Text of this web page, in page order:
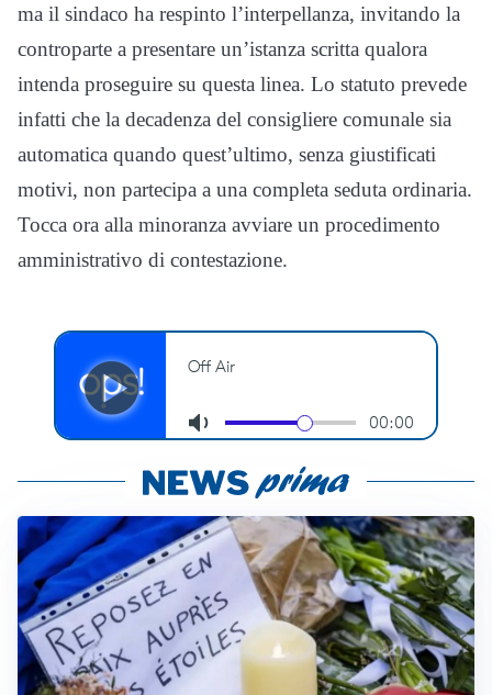
ma il sindaco ha respinto l’interpellanza, invitando la
controparte a presentare un’istanza scritta qualora
intenda proseguire su questa linea. Lo statuto prevede
infatti che la decadenza del consigliere comunale sia
automatica quando quest’ultimo, senza giustificati
motivi, non partecipa a una completa seduta ordinaria.
Tocca ora alla minoranza avviare un procedimento
amministrativo di contestazione.